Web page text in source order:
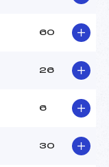
60
26
6
30